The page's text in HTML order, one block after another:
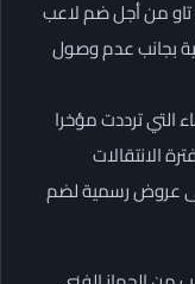
من أجل ضم لاعب
بجانب عدم وصول
التي ترددت مؤخرا
الانتقالات
عروض رسمية لضم